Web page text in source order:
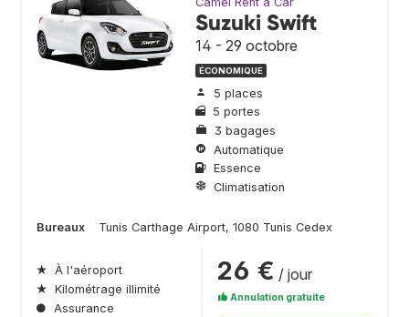
Suzuki Swift
14 - 29 octobre
ÉCONOMIQUE
5 places
5 portes
3 bagages
Automatique
Essence
Climatisation
Bureaux Tunis Carthage Airport, 1080 Tunis Cedex
★ À l'aéroport
★ Kilométrage illimité
● Assurance
26 € / jour
Annulation gratuite